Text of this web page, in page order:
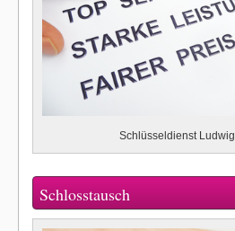
Schlüsseldienst Ludwig
Schlosstausch